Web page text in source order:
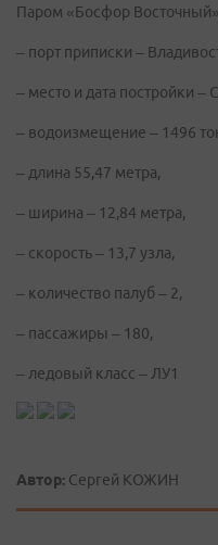
Паром «Босфор
– порт приписки –
– место и дата постройки –
– водоизмещение – 1496
– длина 55,47 метра,
– ширина – 12,84 метра,
– скорость – 13,7 узла,
– количество палуб – 2,
– пассажиры – 180,
– ледовый класс – ЛУ1
Автор: Сергей КОЖИН